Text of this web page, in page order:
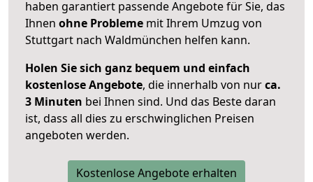
haben garantiert passende Angebote für Sie, das
Ihnen ohne Probleme mit Ihrem Umzug von
Stuttgart nach Waldmünchen helfen kann.
Holen Sie sich ganz bequem und einfach
kostenlose Angebote, die innerhalb von nurca.
3 Minuten bei Ihnen sind. Und das Beste daran
ist, dass all dies zu erschwinglichen Preisen
angeboten werden.
Kostenlose Angebote erhalten